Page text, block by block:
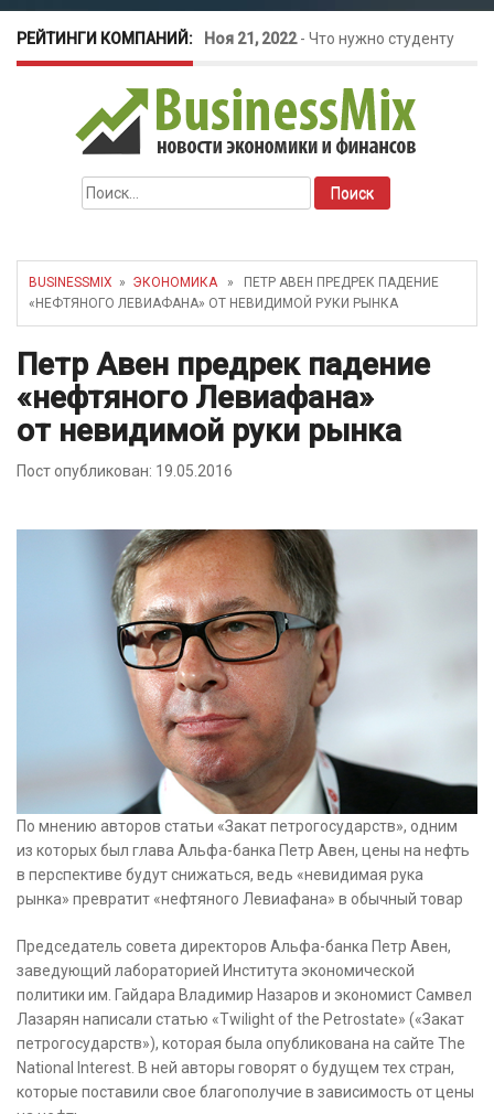
РЕЙТИНГИ КОМПАНИЙ: Ноя 21, 2022- Что нужно студенту
для открытия бизнеса?
Окт 26, 2022-Телефония для
amoCRM: лучшие инструменты для
бизнеса
Май 16, 2022
как защитить свой бизнес?
Найти:
BUSINESSMIX » ЭКОНОМИКА» ПЕТР АВЕН ПРЕДРЕК ПАДЕНИЕ
«НЕФТЯНОГО ЛЕВИАФАНА» ОТ НЕВИДИМОЙ РУКИ РЫНКА
Петр Авен предрек падение
«нефтяного Левиафана»
от невидимой руки рынка
Пост опубликован: 19.05.2016
По мнению авторов статьи «Закат петрогосударств», одним
из которых был глава Альфа-банка Петр Авен, цены на нефть
в перспективе будут снижаться, ведь «невидимая рука
рынка» превратит «нефтяного Левиафана» в обычный товар
Председатель совета директоров Альфа-банка Петр Авен,
заведующий лабораторией Института экономической
политики им. Гайдара Владимир Назаров и экономист Самвел
Лазарян написали статью «Twilight of the Petrostate» («Закат
петрогосударств»), которая была опубликована на сайте The
National Interest. В ней авторы говорят о будущем тех стран,
которые поставили свое благополучие в зависимость от цены